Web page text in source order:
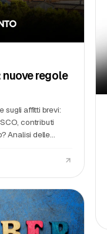
regole
sugli affitti brevi:
contributi
Analisi delle